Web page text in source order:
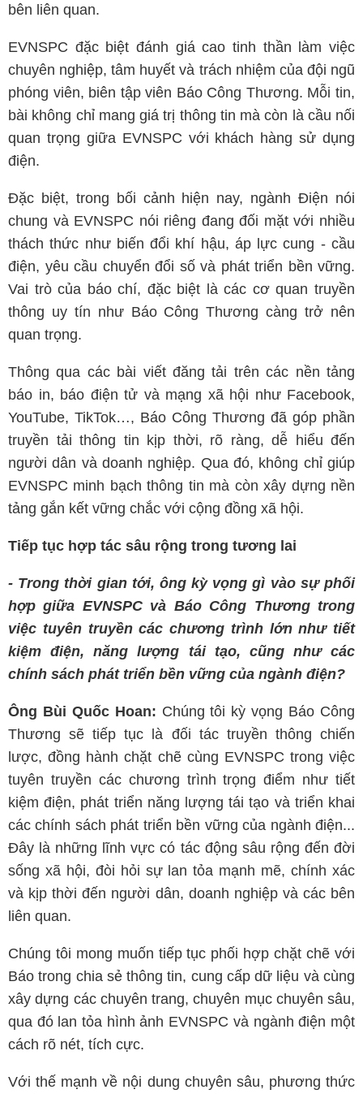
bên liên quan.
EVNSPC đặc biệt đánh giá cao tinh thần làm việc
chuyên nghiệp, tâm huyết và trách nhiệm của đội ngũ
phóng viên, biên tập viên Báo Công Thương. Mỗi tin,
bài không chỉ mang giá trị thông tin mà còn là cầu nối
quan trọng giữa EVNSPC với khách hàng sử dụng
điện.
Đặc biệt, trong bối cảnh hiện nay, ngành Điện nói
chung và EVNSPC nói riêng đang đối mặt với nhiều
thách thức như biến đổi khí hậu, áp lực cung - cầu
điện, yêu cầu chuyển đổi số và phát triển bền vững.
Vai trò của báo chí, đặc biệt là các cơ quan truyền
thông uy tín như Báo Công Thương càng trở nên
quan trọng.
Thông qua các bài viết đăng tải trên các nền tảng
báo in, báo điện tử và mạng xã hội như Facebook,
YouTube, TikTok…, Báo Công Thương đã góp phần
truyền tải thông tin kịp thời, rõ ràng, dễ hiểu đến
người dân và doanh nghiệp. Qua đó, không chỉ giúp
EVNSPC minh bạch thông tin mà còn xây dựng nền
tảng gắn kết vững chắc với cộng đồng xã hội.
Tiếp tục hợp tác sâu rộng trong tương lai
- Trong thời gian tới, ông kỳ vọng gì vào sự phối
hợp giữa EVNSPC và Báo Công Thương trong
việc tuyên truyền các chương trình lớn như tiết
kiệm điện, năng lượng tái tạo, cũng như các
chính sách phát triển bền vững của ngành điện?
Ông Bùi Quốc Hoan: Chúng tôi kỳ vọng Báo Công
Thương sẽ tiếp tục là đối tác truyền thông chiến
lược, đồng hành chặt chẽ cùng EVNSPC trong việc
tuyên truyền các chương trình trọng điểm như tiết
kiệm điện, phát triển năng lượng tái tạo và triển khai
các chính sách phát triển bền vững của ngành điện...
Đây là những lĩnh vực có tác động sâu rộng đến đời
sống xã hội, đòi hỏi sự lan tỏa mạnh mẽ, chính xác
và kịp thời đến người dân, doanh nghiệp và các bên
liên quan.
Chúng tôi mong muốn tiếp tục phối hợp chặt chẽ với
Báo trong chia sẻ thông tin, cung cấp dữ liệu và cùng
xây dựng các chuyên trang, chuyên mục chuyên sâu,
qua đó lan tỏa hình ảnh EVNSPC và ngành điện một
cách rõ nét, tích cực.
Với thế mạnh về nội dung chuyên sâu, phương thức